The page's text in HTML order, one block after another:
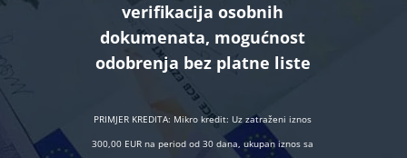
verifikacija osobnih
dokumenata, mogućnost
odobrenja bez platne liste
PRIMJER KREDITA: Mikro kredit: Uz zatraženi iznos
300,00 EUR na period od 30 dana, ukupan iznos sa